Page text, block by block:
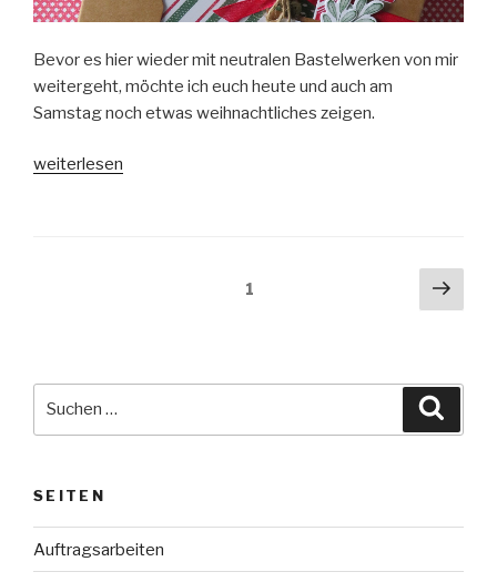
Bevor es hier wieder mit neutralen Bastelwerken von mir
weitergeht, möchte ich euch heute und auch am
Samstag noch etwas weihnachtliches zeigen.
„Weihnachtliche
weiterlesen
1
SEITEN
Auftragsarbeiten